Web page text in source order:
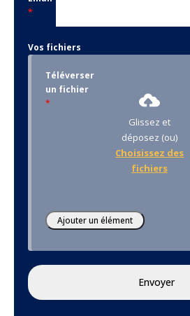
*
Vos fichiers
Téléverser
un fichier
*
Glissez et
déposez (ou)
Choisissez des
fichiers
Envoyer